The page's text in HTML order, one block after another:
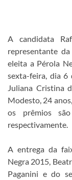
A candidata
representante
eleita a Pérola
sexta-feira, dia 6
Juliana Cristina
Modesto, 24
os prêmios
respectivamente.
A entrega da
Negra 2015,
Paganini e do